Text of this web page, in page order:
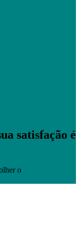
satisfação é
o